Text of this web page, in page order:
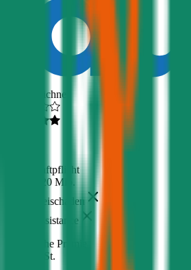
Ausgezeichnet
Haftpflicht
€ 20 Mio.
Freischaden
Assistance
Monatliche Prämie
inkl. mVSt.